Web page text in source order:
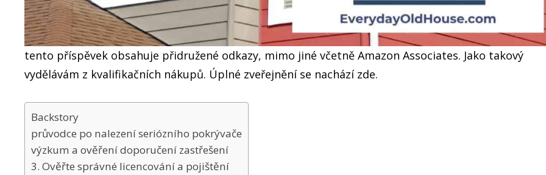
tento příspěvek obsahuje přidružené odkazy, mimo jiné včetně Amazon Associates. Jako takový
vydělávám z kvalifikačních nákupů. Úplné zveřejnění se nachází zde.
Backstory
průvodce po nalezení seriózního pokrývače
výzkum a ověření doporučení zastřešení
3. Ověřte správné licencování a pojištění